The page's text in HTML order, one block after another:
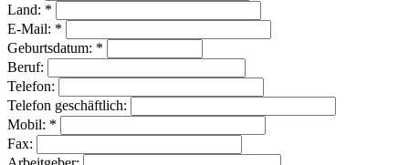
Land: *
E-Mail: *
Geburtsdatum: *
Beruf:
Telefon:
Telefon geschäftlich:
Mobil: *
Fax: